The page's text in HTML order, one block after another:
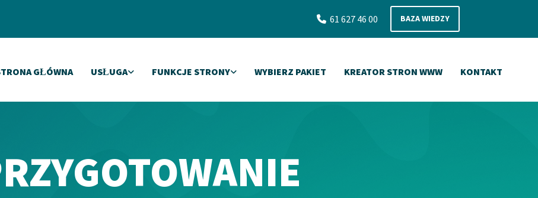
61 627 46 00 BAZA WIEDZY
GŁÓWNA USŁUGA FUNKCJE STRONY WYBIERZ PAKIET KREATOR STRON WWW KONTAKT